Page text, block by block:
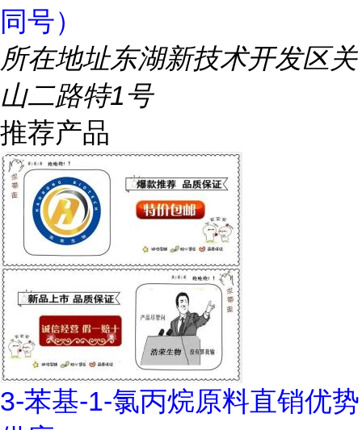
同号）
所在地址东湖新技术开发区关
山二路特1号
推荐产品
3-苯基-1-氯丙烷原料直销优势